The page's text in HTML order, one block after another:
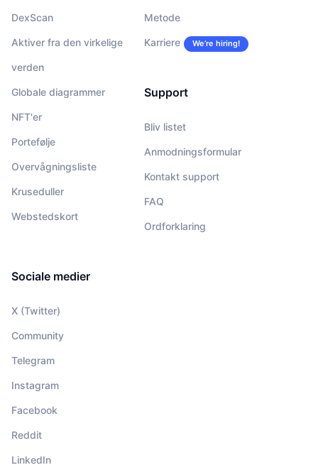
DexScan
Aktiver fra den virkelige
verden
Globale diagrammer
NFT'er
Portefølje
Overvågningsliste
Kruseduller
Webstedskort
Metode
Karriere We’re hiring!
Support
Bliv listet
Anmodningsformular
Kontakt support
FAQ
Ordforklaring
Sociale medier
X (Twitter)
Community
Telegram
Instagram
Facebook
Reddit
LinkedIn